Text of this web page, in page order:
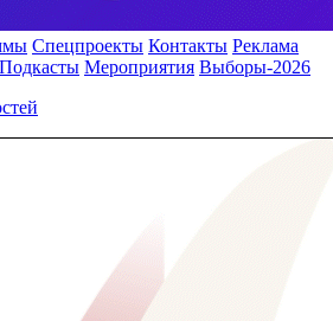
Спецпроекты Контакты Реклама
Подкасты Мероприятия Выборы-2026